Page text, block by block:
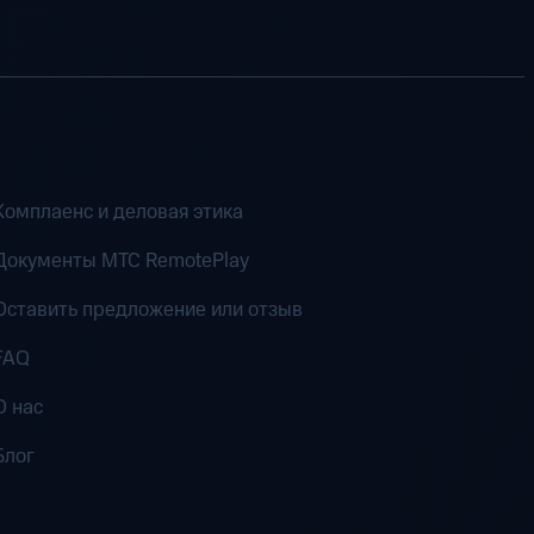
и деловая этика
MTC RemotePlay
предложение или отзыв
нас